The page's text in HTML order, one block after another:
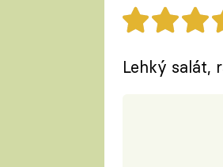
Lehký salát,